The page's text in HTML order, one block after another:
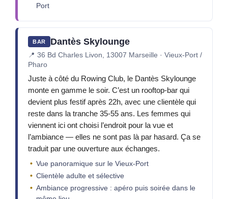
Port
BAR Dantès Skylounge
📍 36 Bd Charles Livon, 13007 Marseille · Vieux-Port /
Pharo
Juste à côté du Rowing Club, le Dantès Skylounge
monte en gamme le soir. C’est un rooftop-bar qui
devient plus festif après 22h, avec une clientèle qui
reste dans la tranche 35-55 ans. Les femmes qui
viennent ici ont choisi l’endroit pour la vue et
l’ambiance — elles ne sont pas là par hasard. Ça se
traduit par une ouverture aux échanges.
Vue panoramique sur le Vieux-Port
Clientèle adulte et sélective
Ambiance progressive : apéro puis soirée dans le